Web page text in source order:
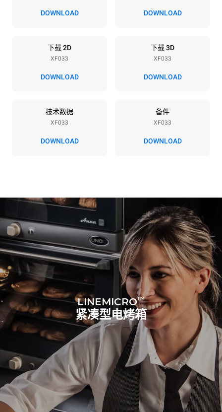
220-240V 1~ 3,2 kW
DOWNLOAD DOWNLOAD
下载 2D
XF033
DOWNLOAD
下载 3D
XF033
DOWNLOAD
技术数据
XF033
DOWNLOAD
备件
XF033
DOWNLOAD
LINEMICRO™
紧凑型电烤箱